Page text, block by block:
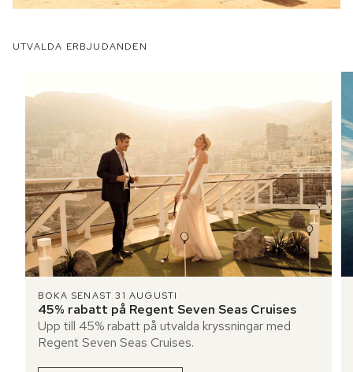
UTVALDA ERBJUDANDEN
BOKA SENAST 31 AUGUSTI
45% rabatt på Regent Seven Seas Cruises
Upp till 45% rabatt på utvalda kryssningar med
Regent Seven Seas Cruises.